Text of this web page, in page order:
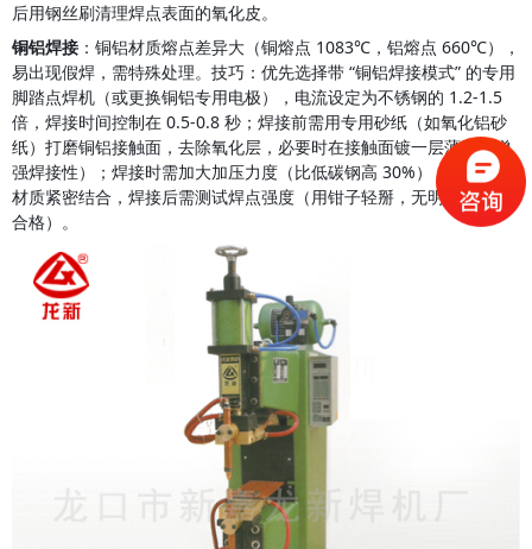
后用钢丝刷清理焊点表面的氧化皮。
铜铝焊接 ：铜铝材质熔点差异大（铜熔点 1083℃，铝熔点 660℃），
易出现假焊，需特殊处理。技巧：优先选择带 “铜铝焊接模式” 的专用
脚踏点焊机（或更换铜铝专用电极），电流设定为不锈钢的 1.2-1.5
倍，焊接时间控制在 0.5-0.8 秒；焊接前需用专用砂纸（如氧化铝砂
纸）打磨铜铝接触面，去除氧化层，必要时在接触面镀一层薄锡（增
强焊接性）；焊接时需加大加压力度（比低碳钢高 30%），确保两种
材质紧密结合，焊接后需测试焊点强度（用钳子轻掰，无明显松动为
合格）。